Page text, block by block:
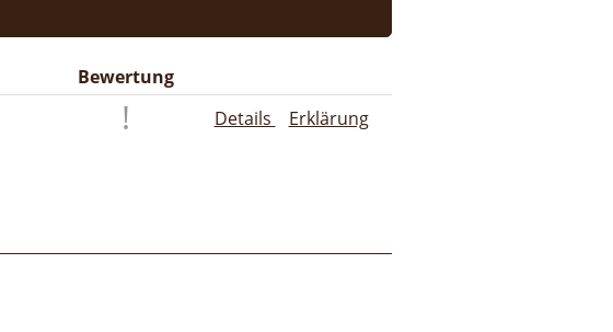
Bewertung
Details Erklärung